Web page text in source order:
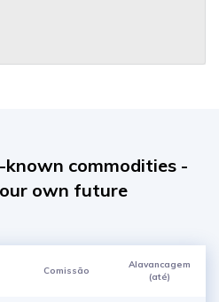
commodities -
own future
Comissão
Alavancagem
(até)